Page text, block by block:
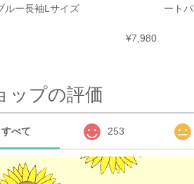
ー長袖Lサイズ
¥7,980
ート
ップの評価
すべて 253